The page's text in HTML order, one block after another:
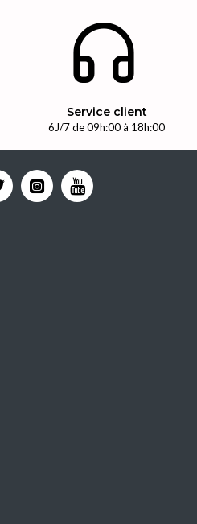
Service client
6J/7 de 09h:00 à 18h:00